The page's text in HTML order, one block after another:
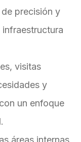
precisión y
visitas
y
un enfoque
áreas internas